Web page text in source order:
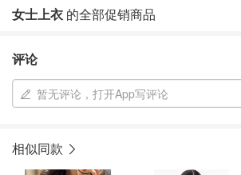
女士上衣 的全部促销商品
评论
暂无评论，打开App写评论
相似同款